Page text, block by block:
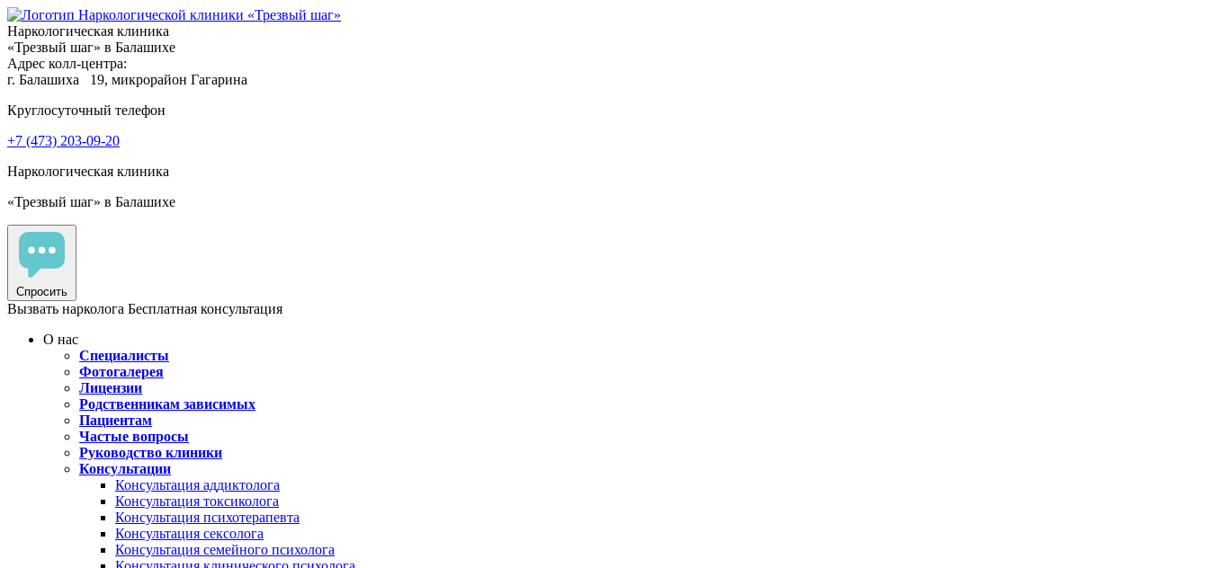
Наркологическая клиника
«Трезвый шаг» в Балашихе
Адрес колл-центра:
г. Балашиха
19, микрорайон Гагарина
Круглосуточный телефон
+7 (473) 203-09-20
Наркологическая клиника
«Трезвый шаг» в Балашихе
Спросить
Вызвать нарколога Бесплатная консультация
О нас
Специалисты
Фотогалерея
Лицензии
Родственникам зависимых
Пациентам
Частые вопросы
Руководство клиники
Консультации
Консультация аддиктолога
Консультация токсиколога
Консультация психотерапевта
Консультация сексолога
Консультация семейного психолога